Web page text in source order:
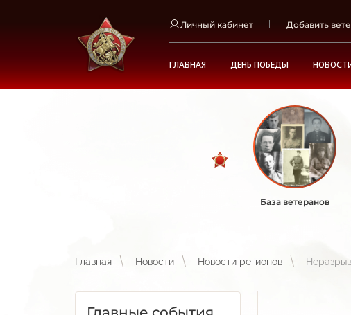
Личный кабинет Добавить
ГЛАВНАЯ ДЕНЬ ПОБЕДЫ
База ветеранов
Главная Новости Новости регионов